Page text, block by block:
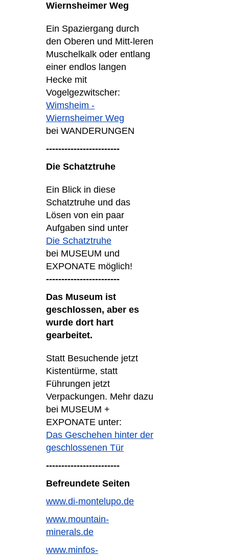
Wiernsheimer Weg
Ein Spaziergang durch
den Oberen und Mitt-leren
Muschelkalk oder entlang
einer endlos langen
Hecke mit
Vogelgezwitscher:
Wimsheim -
Wiernsheimer Weg
bei WANDERUNGEN
------------------------
Die Schatztruhe
Ein Blick in diese
Schatztruhe und das
Lösen von ein paar
Aufgaben sind unter
Die Schatztruhe
bei MUSEUM und
EXPONATE möglich!
------------------------
Das Museum ist
geschlossen, aber es
wurde dort hart
gearbeitet.
Statt Besuchende jetzt
Kistentürme, statt
Führungen jetzt
Verpackungen. Mehr dazu
bei MUSEUM +
EXPONATE unter:
Das Geschehen hinter der
geschlossenen Tür
------------------------
Befreundete Seiten
www.di-montelupo.de
www.mountain-
minerals.de
www.minfos-